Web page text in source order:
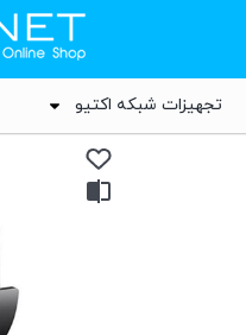
تجهیزات شبکه اکتیو